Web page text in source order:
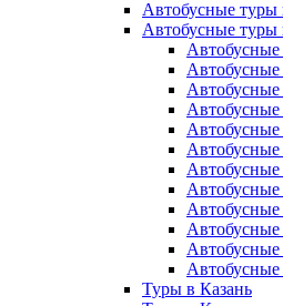
Автобусные туры
Автобусные туры
Автобусные
Туры в Казань